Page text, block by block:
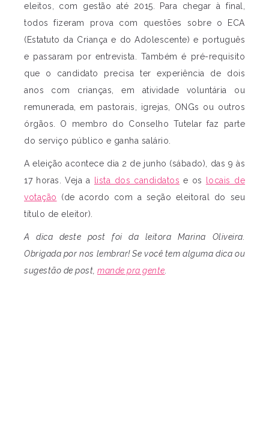
eleitos, com gestão até 2015. Para chegar à final,
todos fizeram prova com questões sobre o ECA
(Estatuto da Criança e do Adolescente) e português
e passaram por entrevista. Também é pré-requisito
que o candidato precisa ter experiência de dois
anos com crianças, em atividade voluntária ou
remunerada, em pastorais, igrejas, ONGs ou outros
órgãos. O membro do Conselho Tutelar faz parte
do serviço público e ganha salário.
A eleição acontece dia 2 de junho (sábado), das 9 às
17 horas. Veja a
lista dos candidatos e os
locais de
votação (de acordo com a seção eleitoral do seu
título de eleitor).
A dica deste post foi da leitora Marina Oliveira.
Obrigada por nos lembrar! Se você tem alguma dica ou
sugestão de post, mande pra gente